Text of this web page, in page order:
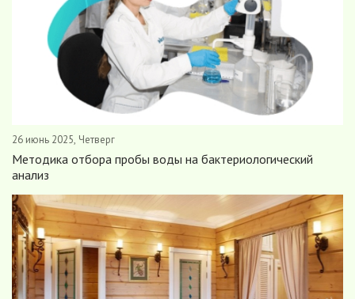
26 июнь 2025, Четверг
Методика отбора пробы воды на бактериологический
анализ